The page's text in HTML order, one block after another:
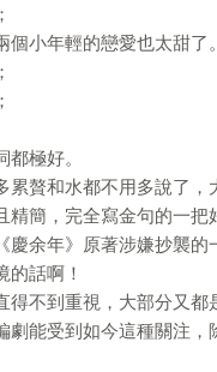
小年輕的戀愛也太甜了。
極好。
累贅和水都不用多說了，
簡，完全寫金句的一把
慶余年》原著涉嫌抄襲的
的話啊！
得不到重視，大部分又都
劇能受到如今這種關注